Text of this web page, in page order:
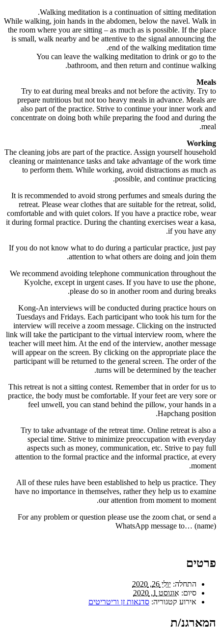
Walking meditation is a continuation of sitting meditation.
While walking, join hands in the abdomen, below the navel. Walk in
the room where you are sitting – as much as is possible. If the place
is small, walk nearby and be attentive to the signal announcing the
end of the walking meditation time.
You can leave the walking meditation to drink or go to the
bathroom, and then return and continue walking.
Meals
Try to eat during meal breaks and not before the activity. Try to
prepare nutritious but not too heavy meals in advance. Meals are
also part of the practice. Strive to continue your inner work and
concentrate on doing both while preparing the food and during the
meal.
Working
The cleaning jobs are part of the practice. Assign yourself household
cleaning or maintenance tasks and take advantage of the work time
to perform them. While working, avoid distractions as much as
possible, and continue practicing.
It is recommended to avoid strong perfumes and smeals during the
retreat. Please wear clothes that are suitable for the retreat, solid,
comfortable and with quiet colors. If you have a practice robe, wear
it during formal practice. During the chanting exercises wear a kasa,
if you have any.
If you do not know what to do during a particular practice, just pay
attention to what others are doing and join them.
We recommend avoiding telephone communication throughout the
Kyolche, except in urgent cases. If you have to use the phone,
please do so in another room and during breaks.
Kong-An interviews will be conducted during practice hours on
Tuesdays and Fridays. Each participant who took his turn for the
interview will receive a zoom message. Clicking on the instructed
link will take the participant to the virtual interview room, where the
teacher will meet him. At the end of the interview, another message
will appear on the screen. By clicking on the appropriate place the
participant will be returned to the general screen. The order of the
turns will be determined by the teacher.
This retreat is not a sitting contest. Remember that in order for us to
practice, the body must be comfortable. If your feet are very sore or
feel unwell, you can stand behind the pillow, your hands in a
Hapchang position.
Try to take advantage of the retreat time. Online retreat is also a
special time. Strive to minimize preoccupation with everyday
aspects such as money, communication, etc. Strive to pay full
attention to the formal practice and the informal practice, at every
moment.
All of these rules have been established to help us practice. They
have no importance in themselves, rather they help us to examine
our attention from moment to moment.
For any problem or question please use the zoom chat, or send a
WhatsApp message to… (name)
פרטים
התחלה: יולי 26, 2020
סיום: אוגוסט 1, 2020
אירוע קטגוריה: סדנאות זן וריטריטים
המארגנ/ת